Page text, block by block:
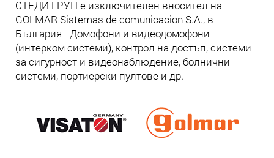
СТЕДИ ГРУП е изключителен вносител на
GOLMAR Sistemas de comunicacion S.A., в
България - Домофони и видеодомофони
(интерком системи), контрол на достъп, системи
за сигурност и видеонаблюдение, болнични
системи, портиерски пултове и др.